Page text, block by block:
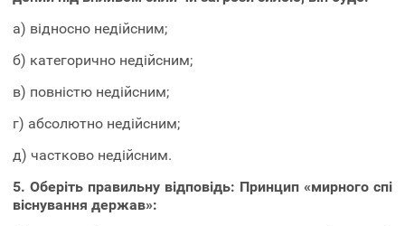
а) відносно недійсним;
б) категорично недійсним;
в) повністю недійсним;
г) абсолютно недійсним;
д) частково недійсним.
5. Оберіть правильну відповідь: Принцип «мирного спі
віснування держав»: